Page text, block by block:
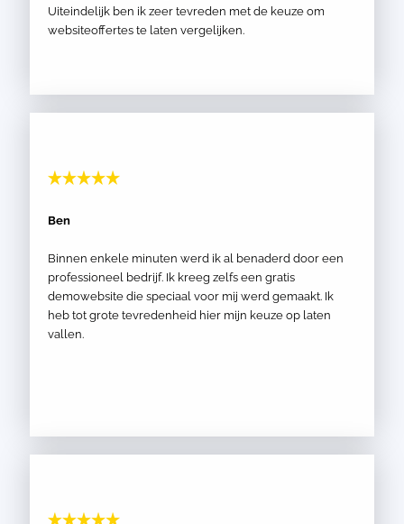
Uiteindelijk ben ik zeer tevreden met de keuze om
websiteoffertes te laten vergelijken.
Ben
Binnen enkele minuten werd ik al benaderd door een
professioneel bedrijf. Ik kreeg zelfs een gratis
demowebsite die speciaal voor mij werd gemaakt. Ik
heb tot grote tevredenheid hier mijn keuze op laten
vallen.